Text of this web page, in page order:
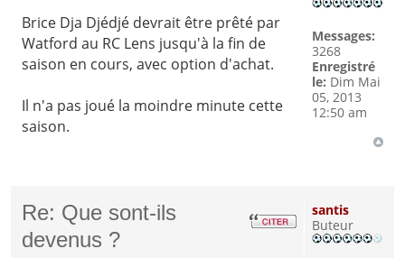
Brice Dja Djédjé devrait être prêté par
Watford au RC Lens jusqu'à la fin de
saison en cours, avec option d'achat.
Il n'a pas joué la moindre minute cette
saison.
Messages:
3268
Enregistré
le: Dim Mai
05, 2013
12:50 am
Re: Que sont-ils
devenus ?
santis
Buteur